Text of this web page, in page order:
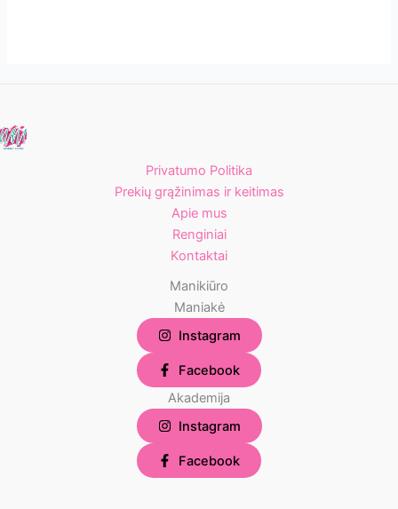
Privatumo Politika
Prekių grąžinimas ir keitimas
Apie mus
Renginiai
Kontaktai
Manikiūro
Maniakė
Instagram
Facebook
Akademija
Instagram
Facebook